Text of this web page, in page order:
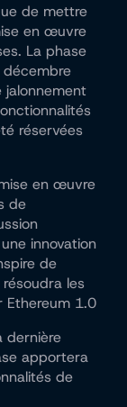
de mettre
en œuvre
La phase
jalonnement
réservées
en œuvre
de
innovation
de
résoudra les
Ethereum 1.0
dernière
apportera
de